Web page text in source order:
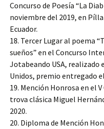
Concurso de Poesía “La
noviembre del 2019, en
Ecuador.
18. Tercer Lugar al poema
sueños” en el Concurso
Jotabeando USA, realizado
Unidos, premio entregado
19. Mención Honrosa en el
trova clásica Miguel
2020.
20. Diploma de Mención